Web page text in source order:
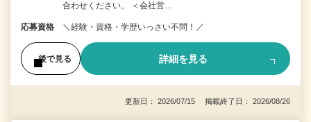
合わせください。 ＜会社営…
応募資格 ＼経験・資格・学歴いっさい不問！／
後で見る 詳細を見る
更新日： 2026/07/15 掲載終了日： 2026/08/26